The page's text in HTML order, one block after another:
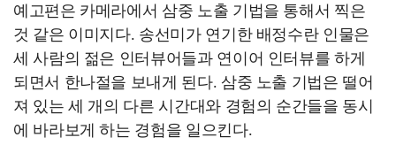
예고편은 카메라에서 삼중 노출 기법을 통해서 찍은
것 같은 이미지다. 송선미가 연기한 배정수란 인물은
세 사람의 젊은 인터뷰어들과 연이어 인터뷰를 하게
되면서 한나절을 보내게 된다. 삼중 노출 기법은 떨어
져 있는 세 개의 다른 시간대와 경험의 순간들을 동시
에 바라보게 하는 경험을 일으킨다.